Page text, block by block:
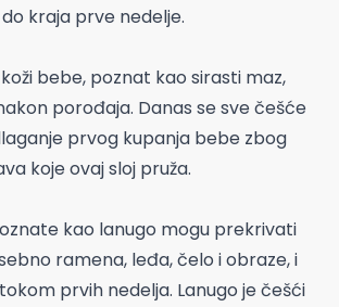
kraja prve nedelje.
bebe, poznat kao sirasti maz,
porođaja. Danas se sve češće
prvog kupanja bebe zbog
koje ovaj sloj pruža.
kao lanugo mogu prekrivati
ramena, leđa, čelo i obraze, i
prvih nedelja. Lanugo je češći